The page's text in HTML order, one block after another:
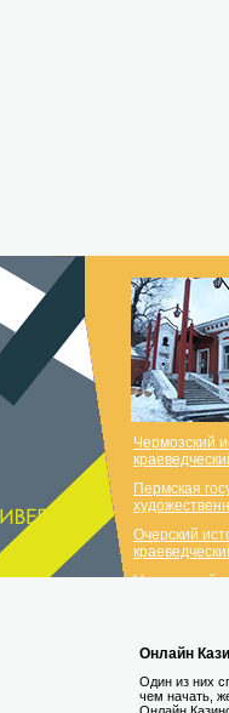
Чермозский
Пермская
Очерский
Нытвенский
Онлайн
Один из них
чем начать,